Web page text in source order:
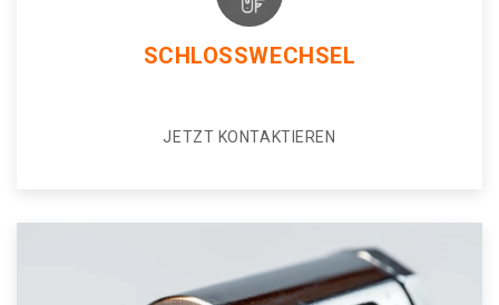
SCHLOSSWECHSEL
JETZT KONTAKTIEREN